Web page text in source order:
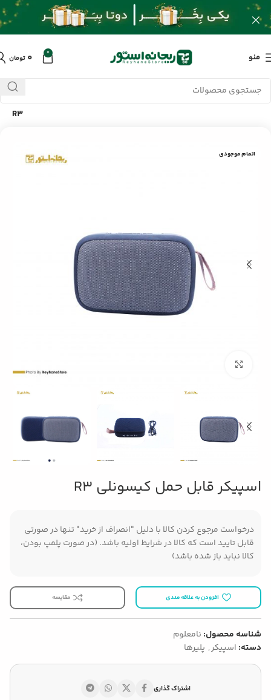
منو 0 ۰ تومان
خانه/محصولات/لوازم جانبی موبایل/اسپیکر قابل حمل کیسونلی
R3
اتمام موجودی
اسپیکر قابل حمل کیسونلی R3
درخواست مرجوع کردن کالا با دلیل "انصراف از خرید" تنها در صورتی
قابل تایید است که کالا در شرایط اولیه باشد. (در صورت پلمپ بودن،
کالا نباید باز شده باشد)
افزودن به علاقه مندی مقایسه
شناسه محصول: نامعلوم
دسته: اسپیکر, پلیرها
اشتراک گذاری